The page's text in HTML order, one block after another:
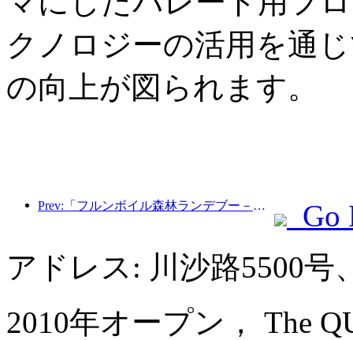
クノロジーの活用を通
の向上が図られます。
Prev:「フルンボイル森林ランデブー－大興安嶺エクスプレス－星光列車－天一旅」観光列車が初運行を行った。
Go
アドレス: 川沙路5500号
2010年オープン， The